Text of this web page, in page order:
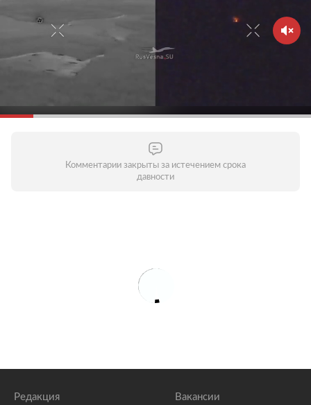
Комментарии закрыты за истечением срока
давности
Редакция Вакансии